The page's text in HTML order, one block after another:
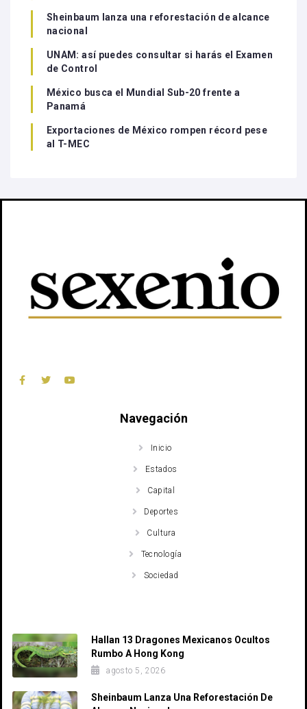
Sheinbaum lanza una reforestación de alcance
nacional
UNAM: así puedes consultar si harás el Examen
de Control
México busca el Mundial Sub-20 frente a
Panamá
Exportaciones de México rompen récord pese
al T-MEC
Navegación
Inicio
Estados
Capital
Deportes
Cultura
Tecnología
Sociedad
Hallan 13 Dragones Mexicanos Ocultos
Rumbo A Hong Kong
agosto 5, 2026
Sheinbaum Lanza Una Reforestación De